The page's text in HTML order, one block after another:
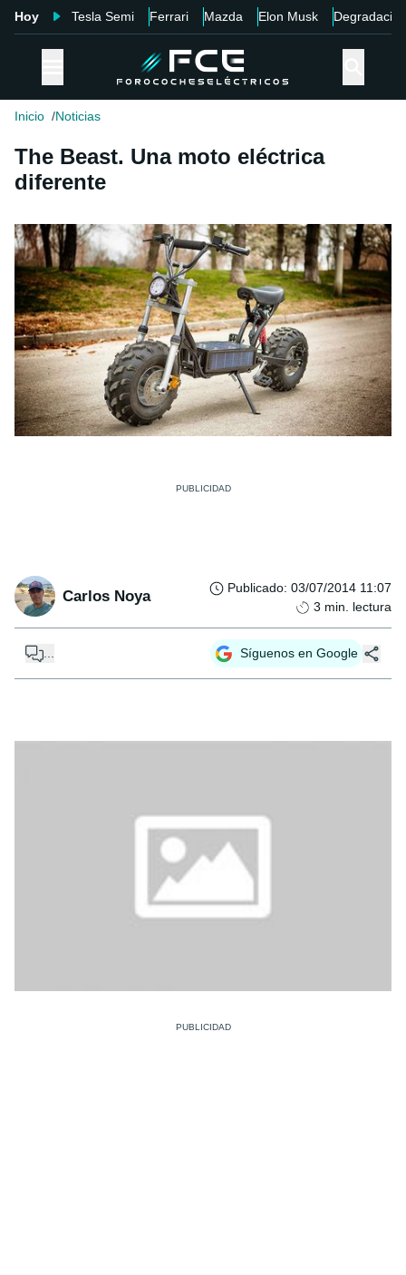
Hoy Tesla Semi Ferrari Mazda Elon Musk Degradación
Inicio Noticias
The Beast. Una moto eléctrica
diferente
Carlos Noya Publicado: 03/07/2014 11:07
3 min. lectura
... Síguenos en Google